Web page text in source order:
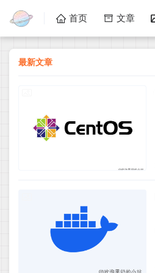
首页 文章
最新文章